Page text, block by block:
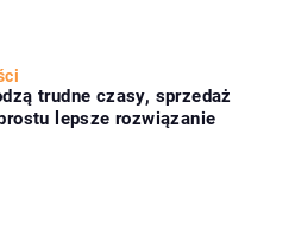
trudne czasy, sprzedaż
lepsze rozwiązanie